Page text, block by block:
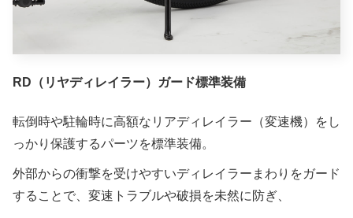
RD（リヤディレイラー）ガード標準装備
転倒時や駐輪時に高額なリアディレイラー（変速機）をし
っかり保護するパーツを標準装備。
外部からの衝撃を受けやすいディレイラーまわりをガード
することで、変速トラブルや破損を未然に防ぎ、